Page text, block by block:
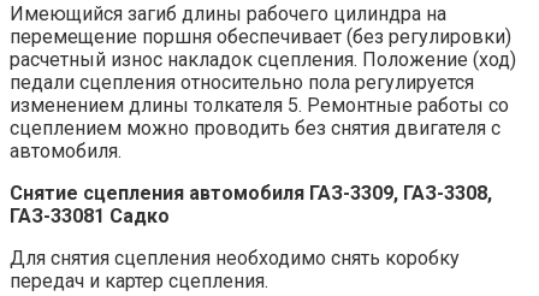
Имеющийся загиб длины рабочего цилиндра на
перемещение поршня обеспечивает (без регулировки)
расчетный износ накладок сцепления. Положение (ход)
педали сцепления относительно пола регулируется
изменением длины толкателя 5. Ремонтные работы со
сцеплением можно проводить без снятия двигателя с
автомобиля.
Снятие сцепления автомобиля ГАЗ-3309, ГАЗ-3308,
ГАЗ-33081 Садко
Для снятия сцепления необходимо снять коробку
передач и картер сцепления.